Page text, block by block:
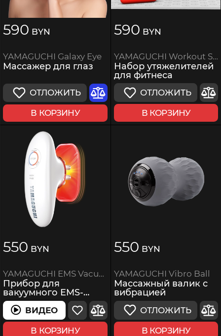
590 BYN
YAMAGUCHI Galaxy Eye
Массажер для глаз
ОТЛОЖИТЬ
В КОРЗИНУ
590 BYN
YAMAGUCHI Workout Set (утяжелители, гантели 1 кг)
Набор утяжелителей
для фитнеса
ОТЛОЖИТЬ
В КОРЗИНУ
550 BYN
YAMAGUCHI EMS Vacuum Body Massager
Прибор для
вакуумного EMS-
массажа тела
ВИДЕОВИДЕО
В КОРЗИНУ
550 BYN
YAMAGUCHI Vibro Ball
Массажный валик с
вибрацией
ОТЛОЖИТЬ
В КОРЗИНУ